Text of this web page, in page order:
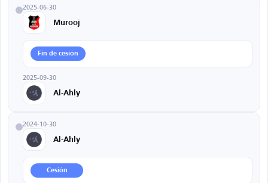
2025-06-30
Murooj
Fin de cesión
2025-09-30
Al-Ahly
2024-10-30
Al-Ahly
Cesión